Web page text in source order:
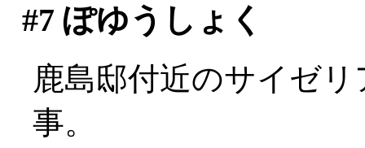
#7 ぽゆうしょく
鹿島邸付近のサイゼ
事。